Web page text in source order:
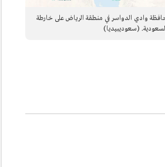
وادي الدواسر في منطقة الرياض على خارطة
(سعوديبيديا)